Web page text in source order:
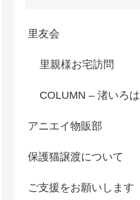
里友会
里親様お宅訪問
COLUMN – 渚いろは
アニエイ物販部
保護猫譲渡について
ご支援をお願いします